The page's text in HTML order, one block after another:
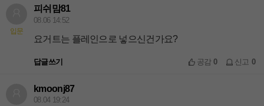
입문
피쉬맘81
08.06 14:52
요거트는 플레인으로 넣으신건가요?
답글쓰기 공감0 신고 0
kmoonj87
08.04 19:24